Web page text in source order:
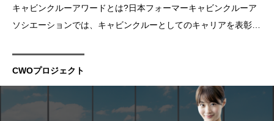
キャビンクルーアワードとは?日本フォーマーキャビンクルーア
ソシエーションでは、キャビンクルーとしてのキャリアを表彰す
ンクルーとして働くことを目指しています。そして実際に働くキ
ャビン
CWOプロジェクト